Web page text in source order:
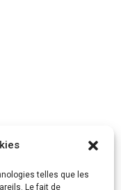
telles que les
Le fait de
ces